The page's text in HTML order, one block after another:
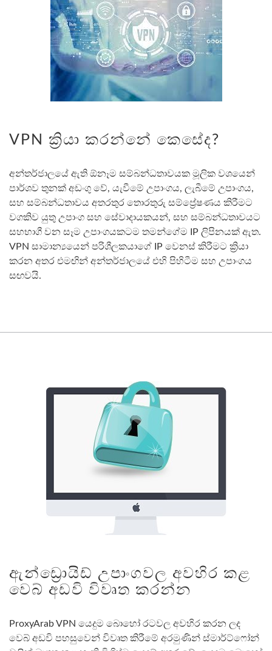
VPN ක්‍රියා කරන්නේ කෙසේද?
අන්තර්ජාලයේ ඇති ඕනෑම සම්බන්ධතාවයක මූලික වශයෙන්
පාර්ශව තුනක් අඩංගු වේ, යැවීමේ උපාංගය, ලැබීමේ උපාංගය,
සහ සම්බන්ධතාවය අතරතුර තොරතුරු සම්ප්‍රේෂණය කිරීමට
වගකිව යුතු උපාංග සහ සේවාදායකයන්, සහ සම්බන්ධතාවයට
සහභාගී වන සෑම උපාංගයකටම තමන්ගේම IP ලිපිනයක් ඇත.
VPN සාමාන්‍යයෙන් පරිශීලකයාගේ IP වෙනස් කිරීමට ක්‍රියා
කරන අතර එමඟින් අන්තර්ජාලයේ එහි පිහිටීම සහ උපාංගය
සඟවයි.
ඇන්ඩ්‍රොයිඩ් උපාංගවල අවහිර කළ
වෙබ් අඩවි විවෘත කරන්න
ProxyArab VPN යෙදුම බොහෝ රටවල අවහිර කරන ලද
වෙබ් අඩවි පහසුවෙන් විවෘත කිරීමේ අරමුණින් ස්මාර්ට්ෆෝන්